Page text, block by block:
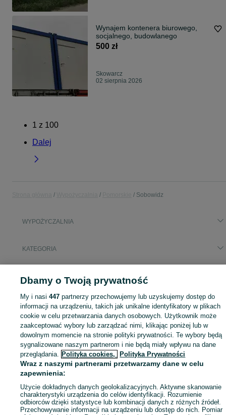
Wynajem kontenera biurowego,
socjalnego, budowlanego
500 zł
Skowarcz
02 sierpnia 2026
1 z 100
Dalej
Sobowidz
WYPOŻYCZALNIA
KATEGORIA
Mapa kategorii
Mapa miejscowości
Mapa ministron
Popularne wyszukiwania
Dbamy o Twoją prywatność
My i nasi447 partnerzy przechowujemy lub uzyskujemy dostęp do
informacji na urządzeniu, takich jak unikalne identyfikatory w plikach
cookie w celu przetwarzania danych osobowych. Użytkownik może
zaakceptować wybory lub zarządzać nimi, klikając poniżej lub w
dowolnym momencie na stronie polityki prywatności. Te wybory będą
sygnalizowane naszym partnerom i nie będą miały wpływu na dane
przeglądania. Polityka cookies, Polityka Prywatności
Wraz z naszymi partnerami przetwarzamy dane w celu
zapewnienia:
Użycie dokładnych danych geolokalizacyjnych. Aktywne skanowanie
charakterystyki urządzenia do celów identyfikacji. Rozumienie
odbiorców dzięki statystyce lub kombinacji danych z różnych źródeł.
Przechowywanie informacji na urządzeniu lub dostęp do nich. Pomiar